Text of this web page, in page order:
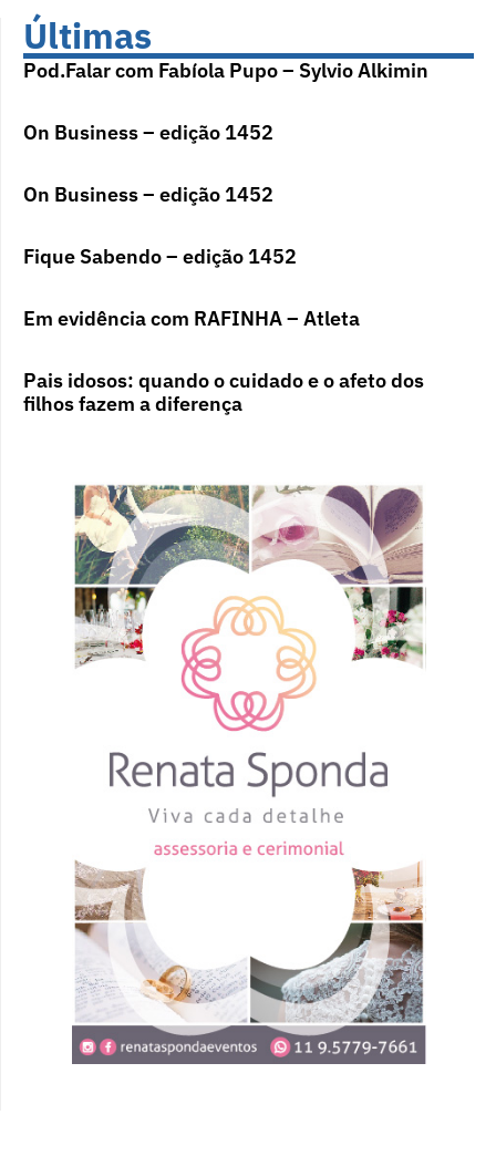
Últimas
Pod.Falar com Fabíola Pupo – Sylvio Alkimin
On Business – edição 1452
On Business – edição 1452
Fique Sabendo – edição 1452
Em evidência com RAFINHA – Atleta
Pais idosos: quando o cuidado e o afeto dos
filhos fazem a diferença